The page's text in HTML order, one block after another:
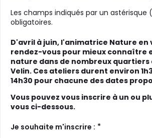
Les champs indiqués par un astérisque
obligatoires.
D'avril à juin, l'animatrice Nature en
rendez-vous pour mieux connaître
nature dans de nombreux quartiers
Velin. Ces ateliers durent environ
14h30 pour chacune des dates
Vous pouvez vous inscrire à un ou
vous ci-dessous.
Je souhaite m'inscrire : *